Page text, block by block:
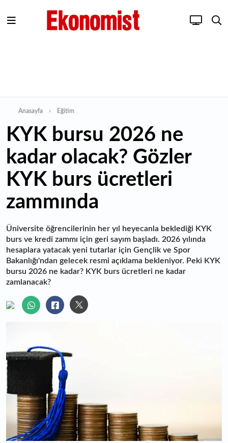
Anasayfa Eğitim
KYK bursu 2026 ne
kadar olacak? Gözler
KYK burs ücretleri
zammında
Üniversite öğrencilerinin her yıl heyecanla beklediği KYK
burs ve kredi zammı için geri sayım başladı. 2026 yılında
hesaplara yatacak yeni tutarlar için Gençlik ve Spor
Bakanlığı'ndan gelecek resmi açıklama bekleniyor. Peki KYK
bursu 2026 ne kadar? KYK burs ücretleri ne kadar
zamlanacak?